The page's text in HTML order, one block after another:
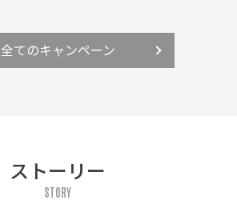
全てのキャンペーン
ストーリー
STORY